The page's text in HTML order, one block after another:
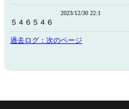
2023/12/30 22:1
５４６５４６
過去ログ：次のページ